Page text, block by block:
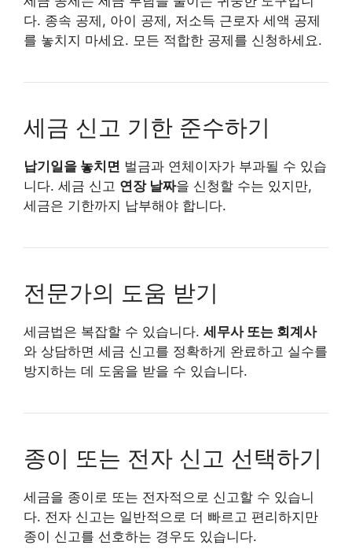
다. 종속 공제, 아이 공제, 저소득 근로자 세액 공제
를 놓치지 마세요. 모든 적합한 공제를 신청하세요.
세금 신고 기한 준수하기
납기일을 놓치면 벌금과 연체이자가 부과될 수 있습
니다. 세금 신고 연장 날짜을 신청할 수는 있지만,
세금은 기한까지 납부해야 합니다.
전문가의 도움 받기
세금법은 복잡할 수 있습니다. 세무사 또는 회계사
와 상담하면 세금 신고를 정확하게 완료하고 실수를
방지하는 데 도움을 받을 수 있습니다.
종이 또는 전자 신고 선택하기
세금을 종이로 또는 전자적으로 신고할 수 있습니
다. 전자 신고는 일반적으로 더 빠르고 편리하지만
종이 신고를 선호하는 경우도 있습니다.